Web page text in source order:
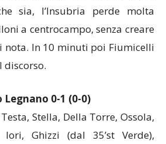
a centrocampo, senza creare
nota. In 10 minuti poi Fiumicelli
discorso.
Stella, Della Torre, Ossola,
Iori, Ghizzi (dal 35’st Verde),
Marsich), Corrado (dal 20’st